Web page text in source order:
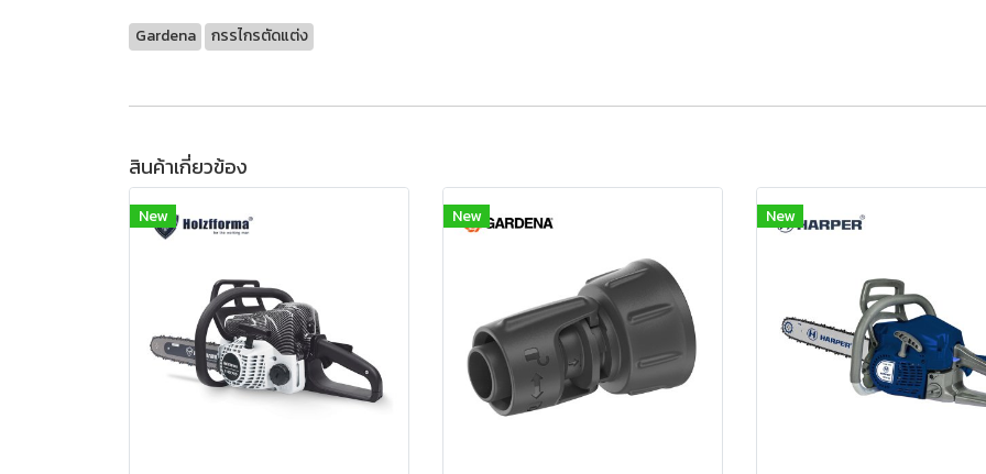
Gardena กรรไกรตัดแต่ง
สินค้าเกี่ยวข้อง
New New New